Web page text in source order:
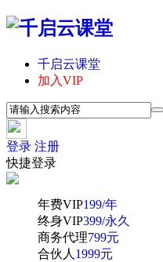
千启云课堂
加入VIP
登录 注册
快捷登录
年费VIP199/年
终身VIP399/永久
商务代理799元
合伙人 1999元